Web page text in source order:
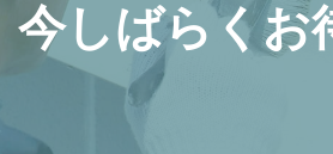
今しばらくお